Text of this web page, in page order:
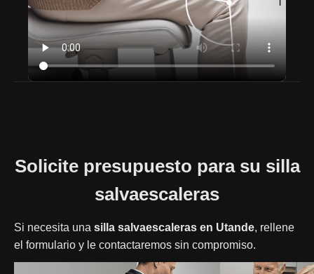
Solicite presupuesto para su silla
salvaescaleras
Si necesita una silla salvaescaleras en Utande, rellene
el formulario y le contactaremos sin compromiso.